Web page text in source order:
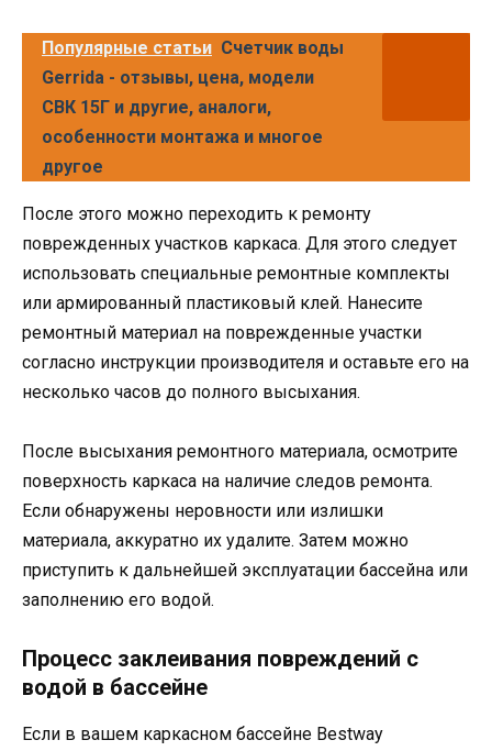
Популярные статьи Счетчик воды
Gerrida - отзывы, цена, модели
СВК 15Г и другие, аналоги,
особенности монтажа и многое
другое
После этого можно переходить к ремонту
поврежденных участков каркаса. Для этого следует
использовать специальные ремонтные комплекты
или армированный пластиковый клей. Нанесите
ремонтный материал на поврежденные участки
согласно инструкции производителя и оставьте его на
несколько часов до полного высыхания.
После высыхания ремонтного материала, осмотрите
поверхность каркаса на наличие следов ремонта.
Если обнаружены неровности или излишки
материала, аккуратно их удалите. Затем можно
приступить к дальнейшей эксплуатации бассейна или
заполнению его водой.
Процесс заклеивания повреждений с
водой в бассейне
Если в вашем каркасном бассейне Bestway